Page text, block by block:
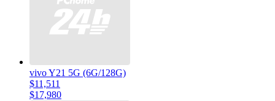
vivo Y21 5G (6G/128G)
$11,511
$17,980